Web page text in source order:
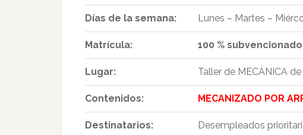
Días de la semana: Lunes – Martes –
Matrícula: 100 % subvencionado
Lugar: Taller de MECÁNICA
Contenidos: MECANIZADO POR
Destinatarios: Desempleados